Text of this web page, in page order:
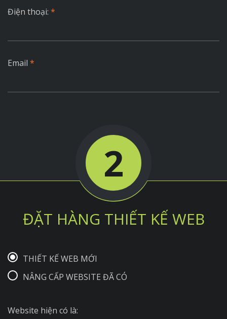
Điện thoại: *
Email *
2
ĐẶT HÀNG THIẾT KẾ WEB
THIẾT KẾ WEB MỚI
NÂNG CẤP WEBSITE ĐÃ CÓ
Website hiện có là: